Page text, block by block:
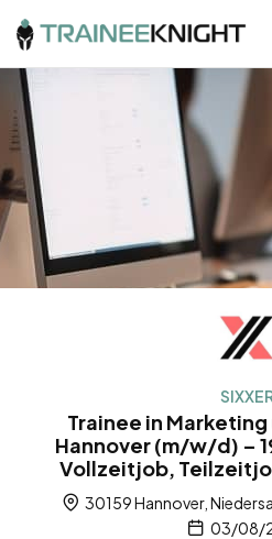
Trainee in
Hannover (m/w/d) –
Vollzeitjob,
30159 Hannover,
03/08/